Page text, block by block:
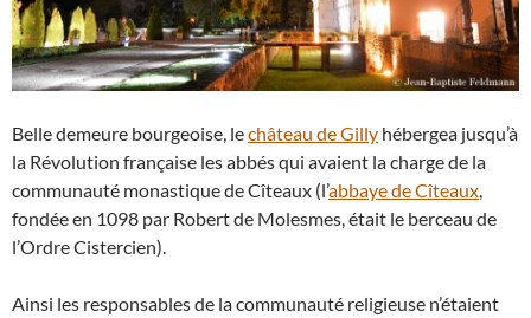
Belle demeure bourgeoise, lechâteau de Gilly hébergea jusqu’à
la Révolution française les abbés qui avaient la charge de la
communauté monastique de Cîteaux (l’abbaye de Cîteaux
fondée en 1098 par Robert de Molesmes, était le berceau de
l’Ordre Cistercien).
Ainsi les responsables de la communauté religieuse n’étaient